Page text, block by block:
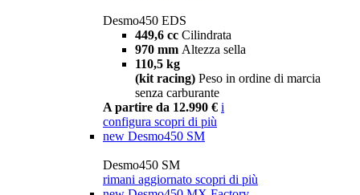
Desmo450 EDS
449,6 cc Cilindrata
970 mm Altezza sella
110,5 kg
(kit racing) Peso in ordine di marcia
senza carburante
A partire da 12.990 € i
configura scopri di più
new Desmo450 SM
Desmo450 SM
rimani aggiornato scopri di più